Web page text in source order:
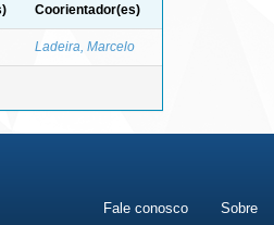
Coorientador(es)
Ladeira, Marcelo
Fale conosco Sobre